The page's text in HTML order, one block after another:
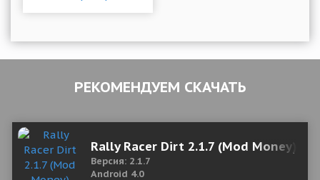
РЕКОМЕНДУЕМ СКАЧАТЬ
Rally Racer Dirt 2.1.7 (Mod Money)
Версия: 2.1.7
Android 4.0